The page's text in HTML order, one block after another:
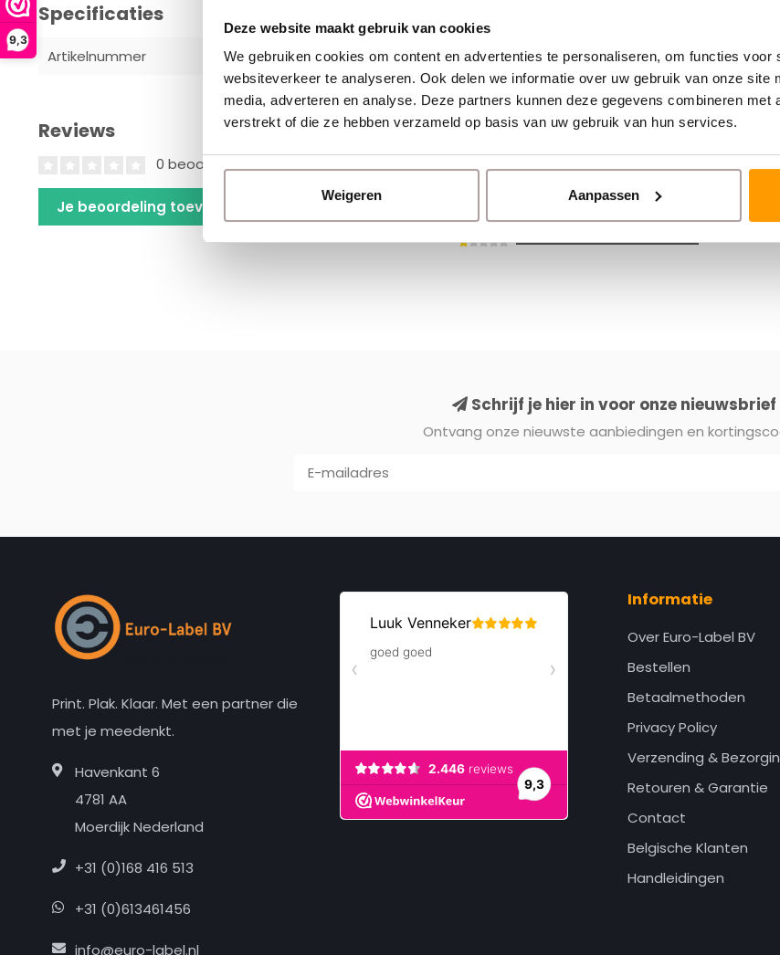
Deze website maakt gebruik van cookies
We gebruiken cookies om content en advertenties te personaliseren, om functies voor
websiteverkeer te analyseren. Ook delen we informatie over uw gebruik van onze site
media, adverteren en analyse. Deze partners kunnen deze gegevens combineren met
verstrekt of die ze hebben verzameld op basis van uw gebruik van hun services.
Weigeren Aanpassen
9,3
Specificaties
Artikelnummer ZQ63-AUWBE11-00
Reviews
0 beoordelingen
Je beoordeling toevoegen
Schrijf je hier in voor onze nieuwsbrief
Ontvang onze nieuwste aanbiedingen en
Print. Plak. Klaar. Met een partner die
met je meedenkt.
Havenkant 6
4781 AA
Moerdijk Nederland
+31 (0)168 416 513
+31 (0)613461456
info@euro-label.nl
Informatie
Over Euro-Label BV
Bestellen
Betaalmethoden
Privacy Policy
Verzending &
Retouren & Garantie
Contact
Belgische Klanten
Handleidingen